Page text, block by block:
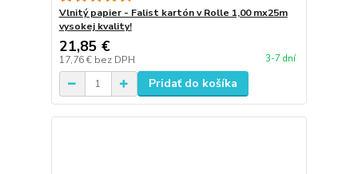
Vlnitý papier - Falist kartón v Rolle 1,00 mx25m
vysokej kvality!
21,85 €
17,76 € bez DPH 3-7 dní
Pridať do košíka